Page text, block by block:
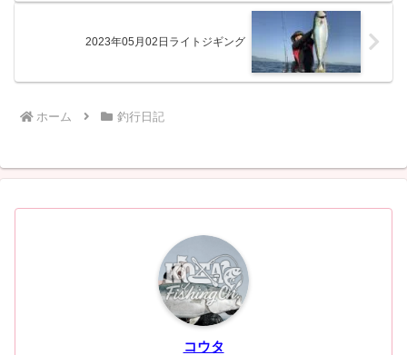
2023年05月02日ライトジギング
ホーム 釣行日記
コウタ